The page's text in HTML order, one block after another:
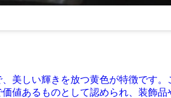
美しい輝きを放つ黄色が特徴です
値あるものとして認められ、装飾品